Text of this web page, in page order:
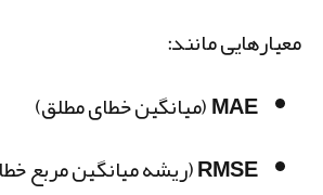
مانند:
MAE (میانگین خطای مطلق)
RMSE (ریشه میانگین مربع خطا)